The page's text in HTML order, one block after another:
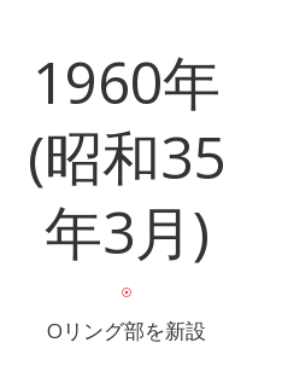
1960年
(昭和35
年3月)
Oリング部を新設